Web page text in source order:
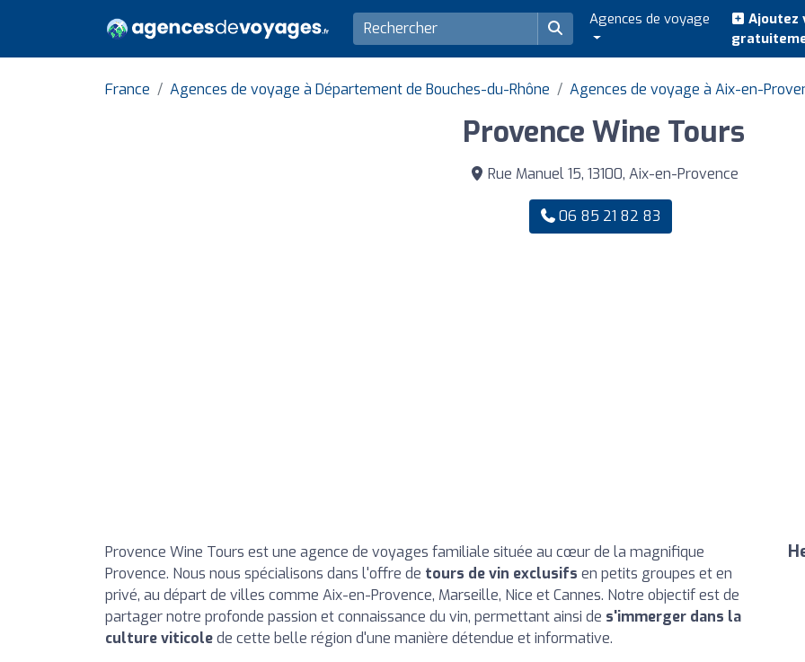
Agences de voyage
Ajoutez
France Agences de voyage à Département de Bouches-du-Rhône Agences de voyage à Aix-en-
Provence Wine Tours
Rue Manuel 15, 13100, Aix-en-Provence
06 85 21 82 83
Provence Wine Tours est une agence de voyages familiale située au cœur de la magnifique
Provence. Nous nous spécialisons dans l'offre de tours de vin exclusifs en petits groupes et en
privé, au départ de villes comme Aix-en-Provence, Marseille, Nice et Cannes. Notre objectif est de
partager notre profonde passion et connaissance du vin, permettant ainsi de s'immerger dans la
culture viticolede cette belle région d'une manière détendue et informative.